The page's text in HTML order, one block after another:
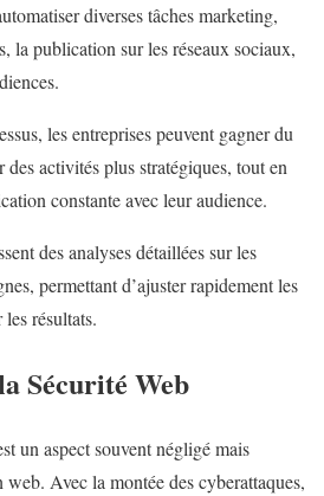
diverses tâches marketing,
la publication sur les réseaux sociaux,
les entreprises peuvent gagner du
des activités plus stratégiques, tout en
constante avec leur audience.
des analyses détaillées sur les
permettant d’ajuster rapidement les
résultats.
Sécurité Web
un aspect souvent négligé mais
Avec la montée des cyberattaques,